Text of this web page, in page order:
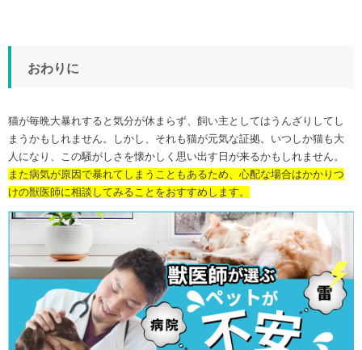
おわりに
猫が毎晩大暴れすると気分が休まらず、飼い主としてはうんざりしてし
まうかもしれません。しかし、それも猫が元気な証拠。いつしか猫も大
人になり、この騒がしさを懐かしく思い出す日が来るかもしれません。
また病気が原因で暴れてしまうこともあるため、心配な場合はかかりつ
けの獣医師に相談してみることをおすすめします。